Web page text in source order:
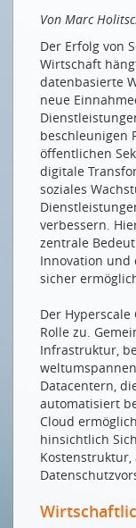
Nachhaltigkeit
Cloud-
Neben Regen
NEUE
EW Sirnach AG
Serv24 GmbH
Werke Wangen-
Drucken
Impressum
Von Marc
Der Erfolg von
Wirtschaft
datenbasierte
neue
beschleunigen
öffentlichen
digitale
soziales
verbessern.
zentrale
Innovation und
sicher
Der
Rolle zu.
Infrastruktur,
Datacentern,
automatisiert
Cloud
hinsichtlich